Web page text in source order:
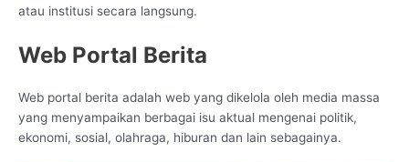
atau institusi secara langsung.
Web Portal Berita
Web portal berita adalah web yang dikelola oleh media massa
yang menyampaikan berbagai isu aktual mengenai politik,
ekonomi, sosial, olahraga, hiburan dan lain sebagainya.